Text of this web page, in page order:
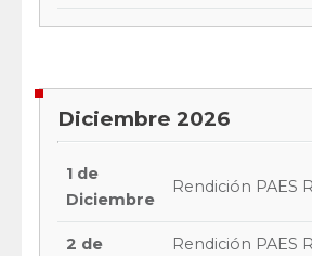
Diciembre 2026
1 de
Diciembre
Rendición PAES
2 de
Rendición PAES